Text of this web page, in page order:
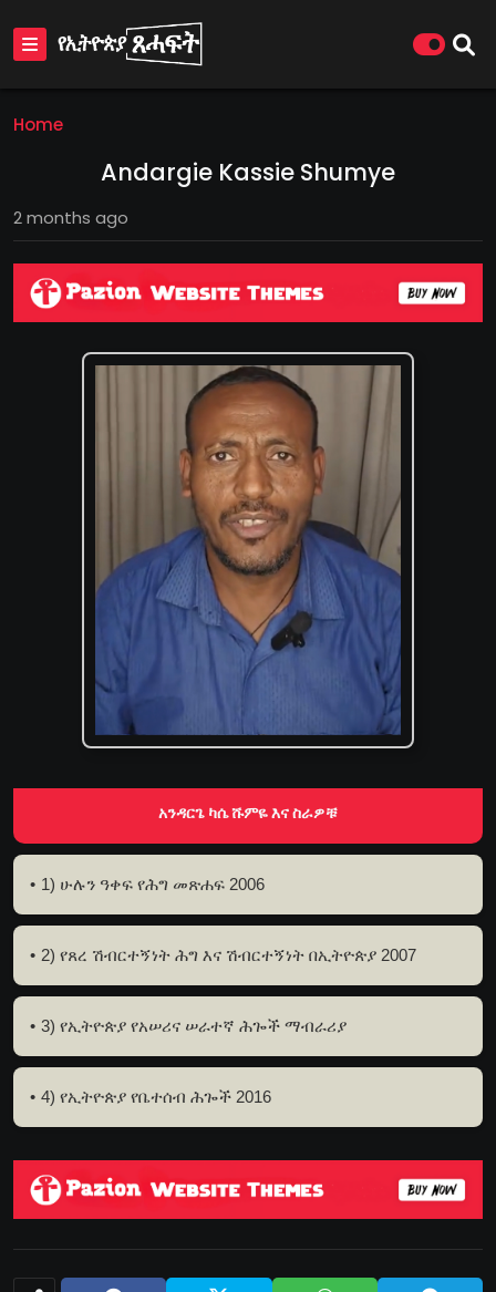
Home
Andargie Kassie Shumye
2 months ago
አንዳርጌ ካሴ ሹምዬ እና ስራዎቹ
1) ሁሉን ዓቀፍ የሕግ መጽሐፍ 2006
2) የጸረ ሽብርተኝነት ሕግ እና ሽብርተኝነት በኢትዮጵያ 2007
3) የኢትዮጵያ የአሠሪና ሠራተኛ ሕጐች ማብራሪያ
4) የኢትዮጵያ የቤተሰብ ሕጐች 2016